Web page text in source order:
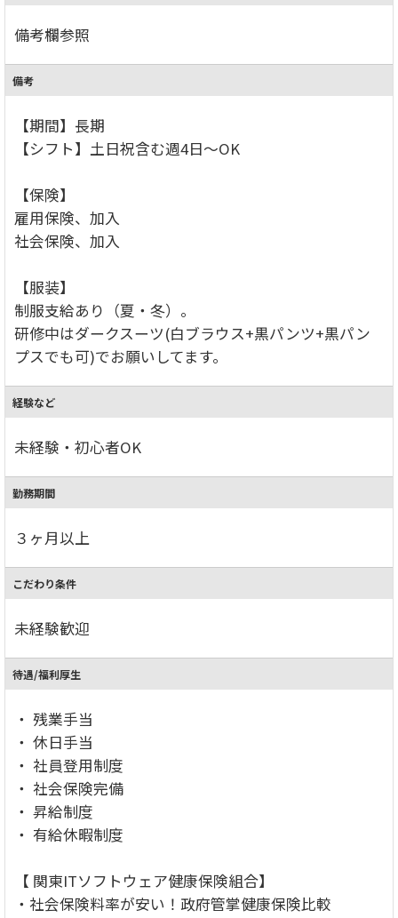
備考欄参照
備考
【期間】長期
【シフト】土日祝含む週4日～OK
【保険】
雇用保険、加入
社会保険、加入
【服装】
制服支給あり（夏・冬）。
研修中はダークスーツ(白ブラウス+黒パンツ+黒パン
プスでも可)でお願いしてます。
経験など
未経験・初心者OK
勤務期間
３ヶ月以上
こだわり条件
未経験歓迎
待遇/福利厚生
・ 残業手当
・ 休日手当
・ 社員登用制度
・ 社会保険完備
・ 昇給制度
・ 有給休暇制度
【 関東ITソフトウェア健康保険組合】
・社会保険料率が安い！政府管掌健康保険比較